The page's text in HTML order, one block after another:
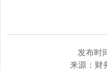
发布时
来源： 财